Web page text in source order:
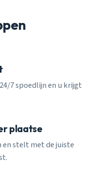
7 spoedlijn en u krijgt
plaatse
stelt met de juiste